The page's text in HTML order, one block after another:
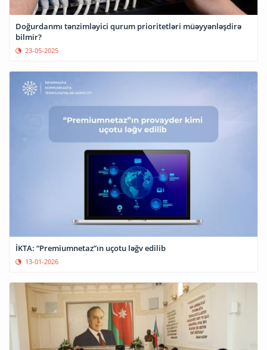
Doğurdanmı tənzimləyici qurum prioritetləri müəyyənləşdirə
bilmir?
23-05-2025
İKTA: “Premiumnetaz”ın uçotu ləğv edilib
13-01-2026